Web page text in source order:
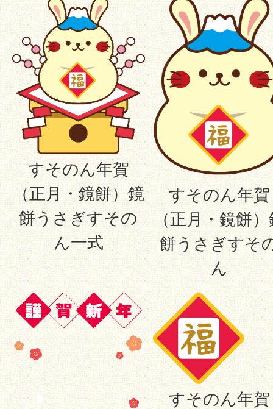
すそのん年賀
（正月・鏡餅）鏡
餅うさぎすその
ん一式
すそのん年賀
（正月・鏡餅
餅うさぎすそ
ん
すそのん年賀